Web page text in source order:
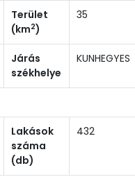
Terület
(km2)
35
Járás
székhelye
KUNHEGYES
Lakások
száma
(db)
432